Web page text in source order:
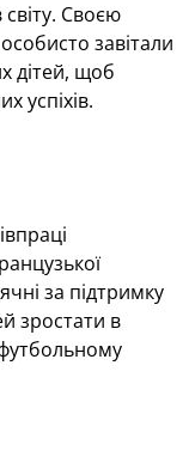
Своєю
завітали
дітей, щоб
успіхів.
за підтримку
зростати в